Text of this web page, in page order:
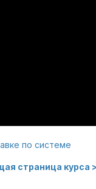
по системе
страница курса